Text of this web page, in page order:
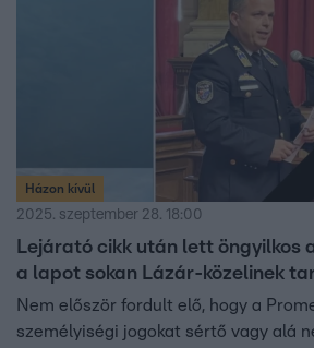
Házon kívül
2025. szeptember 28. 18:00
Lejárató cikk után lett öngyilkos
a lapot sokan Lázár-közelinek
Nem először fordult elő, hogy a
személyiségi jogokat sértő vagy alá